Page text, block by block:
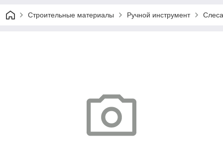
Строительные материалы Ручной инструмент